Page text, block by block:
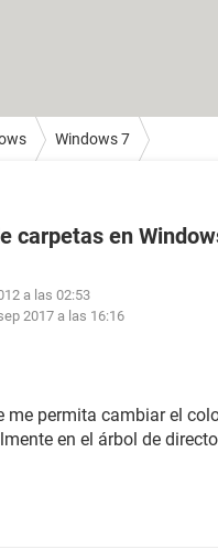
Windows 7
carpetas en
a las 02:53
2017 a las 16:16
me permita cambiar el
en el árbol de